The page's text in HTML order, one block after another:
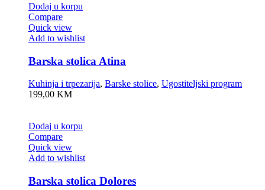
Dodaj u korpu
Compare
Quick view
Add to wishlist
Barska stolica Atina
Kuhinja i trpezarija, Barske stolice, Ugostiteljski program
199,00 KM
Dodaj u korpu
Compare
Quick view
Add to wishlist
Barska stolica Dolores